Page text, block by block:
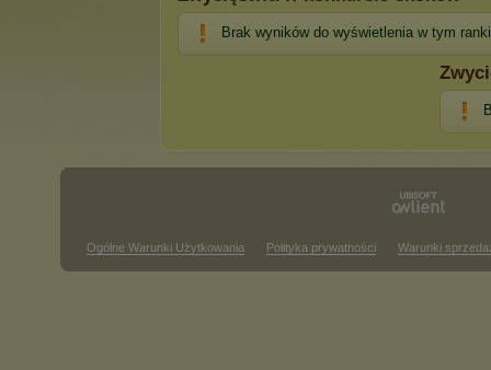
Brak wyników do wyświetlenia w tym
Ogólne Warunki Użytkowania Polityka prywatności Warunki